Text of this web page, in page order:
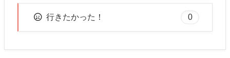
行きたかった！ 0